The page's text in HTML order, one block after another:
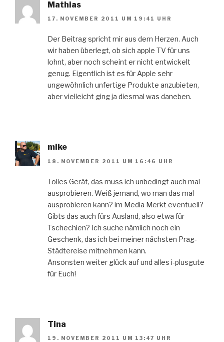
Mathias
17. NOVEMBER 2011 UM 19:41 UHR
Der Beitrag spricht mir aus dem Herzen. Auch
wir haben überlegt, ob sich apple TV für uns
lohnt, aber noch scheint er nicht entwickelt
genug. Eigentlich ist es für Apple sehr
ungewöhnlich unfertige Produkte anzubieten,
aber vielleicht ging ja diesmal was daneben.
mike
18. NOVEMBER 2011 UM 16:46 UHR
Tolles Gerät, das muss ich unbedingt auch mal
ausprobieren. Weiß jemand, wo man das mal
ausprobieren kann? im Media Merkt eventuell?
Gibts das auch fürs Ausland, also etwa für
Tschechien? Ich suche nämlich noch ein
Geschenk, das ich bei meiner nächsten Prag-
Städtereise mitnehmen kann.
Ansonsten weiter glück auf und alles i-plusgute
für Euch!
Tina
19. NOVEMBER 2011 UM 13:47 UHR